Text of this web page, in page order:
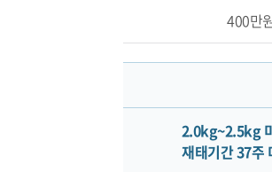
400만
2.0kg~2.5kg
재태기간 37주